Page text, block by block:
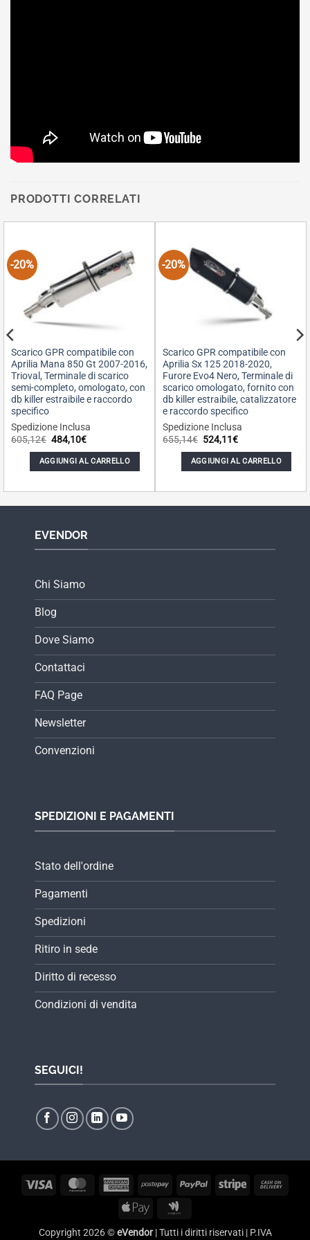
PRODOTTI CORRELATI
-20%
Scarico GPR compatibile con
Aprilia Mana 850 Gt 2007-2016,
Trioval, Terminale di scarico
semi-completo, omologato, con
db killer estraibile e raccordo
specifico
Spedizione Inclusa
605,12€ Il
prezzo
originale
era:
605,12€.
484,10€Il
attuale
è:
484,10€.
AGGIUNGI AL CARRELLO
-20%
Scarico GPR compatibile con
Aprilia Sx 125 2018-2020,
Furore Evo4 Nero, Terminale di
scarico omologato, fornito con
db killer estraibile, catalizzatore
e raccordo specifico
Spedizione Inclusa
655,14€ Il
prezzo
originale
era:
655,14€.
524,11€Il
attuale
è:
524,11€.
AGGIUNGI AL CARRELLO
EVENDOR
Chi Siamo
Blog
Dove Siamo
Contattaci
FAQ Page
Newsletter
Convenzioni
SPEDIZIONI E PAGAMENTI
Stato dell'ordine
Pagamenti
Spedizioni
Ritiro in sede
Diritto di recesso
Condizioni di vendita
SEGUICI!
Visa MasterCardAmerican
Express
PostepayPayPal Stripe
Apple
Copyright 2026 ©eVendor| Tutti i diritti riservati | P.IVA